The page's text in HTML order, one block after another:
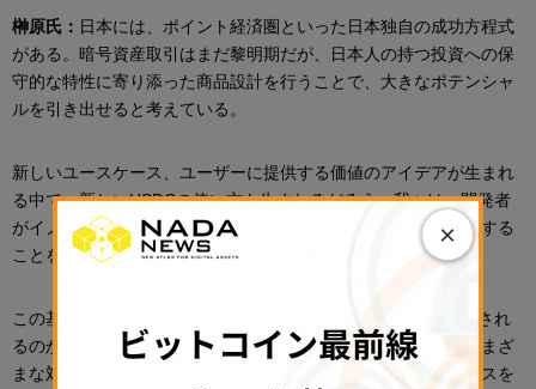
榊原氏： 日本には、ポイント経済圏といった日本独自の成功方程式
がある。暗号資産取引はまだ黎明期だが、日本人の持つ投資への保
守的な特性に寄り添った商品設計を行うことで、大きなポテンシャ
ルを引き出せると考えている。
新しいユースケース、ユーザーに提供する価値のアイデアが生まれ
る中で、新しいUSDCの使い方も生まれるだろう。我々は、開発者
がイノベーションを生み出せるようなプラットフォームを提供する
ことを目指している。
この基盤の上で、USDCを使ってどのような新しい価値が創造され
るのか楽しみにしているし、我々としても、よりオープンにさまざ
まな対話を重ねながら、日本の皆様と一緒に新しいユースケースを
×